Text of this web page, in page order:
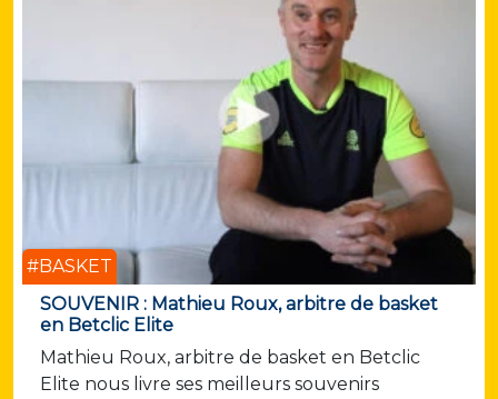
#BASKET
SOUVENIR : Mathieu Roux, arbitre de basket
en Betclic Elite
Mathieu Roux, arbitre de basket en Betclic
Elite nous livre ses meilleurs souvenirs